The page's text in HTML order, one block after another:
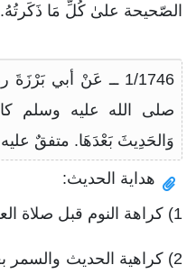
الصّحيحة علىٰ كُلِّ مَا ذَكَرتُهُ.
1/1746 ــ عَنْ أبي
صلى الله عليه وسلم
وَالحَدِيثَ بَعْدَهَا. متفقٌ
هداية الحديث:
1) كراهة النوم قبل صلاة العشاء خوفاً من فوات وقتها.
2) كراهية الحديث والسمر